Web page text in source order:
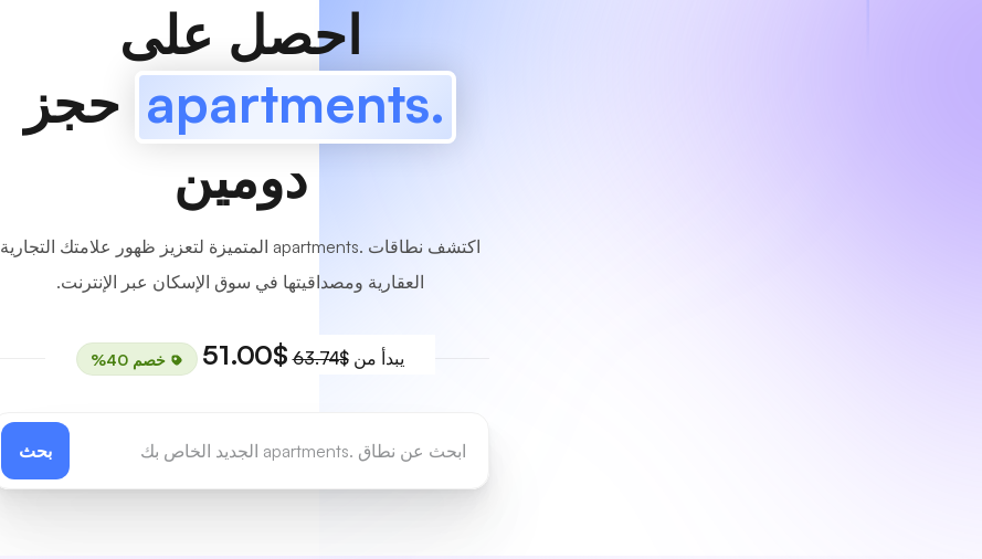
احصل على
.apartments
حجز
دومين
اكتشف نطاقات .apartments المتميزة لتعزيز ظهور علامتك التجارية
العقارية ومصداقيتها في سوق الإسكان عبر الإنترنت.
يبدأ من$63.74
$51.00 خصم 40%
بحث